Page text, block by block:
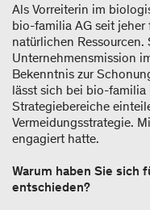
Als Vorreiterin im
bio-familia AG seit
natürlichen Ressourcen.
Unternehmensmission
Bekenntnis zur
lässt sich bei bio-familia
Strategiebereiche
Vermeidungsstrategie.
engagiert hatte.
Warum haben Sie sich
entschieden?